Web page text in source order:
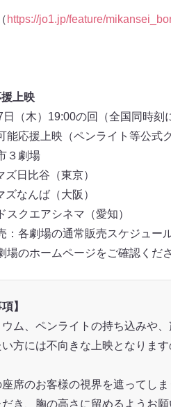
https://jo1.jp/feature/
上映
日（木）19:00の回（全国同時刻
能応援上映（ペンライト等公式
３劇場
日比谷（東京）
なんば（大阪）
スクエアシネマ（愛知）
：各劇場の通常販売スケジュー
のホームページをご確認くださ
】
ウム、ペンライトの持ち込みや
方には不向きな上映となりま
座席のお客様の視界を遮ってし
き、胸の高さに留めるようお願